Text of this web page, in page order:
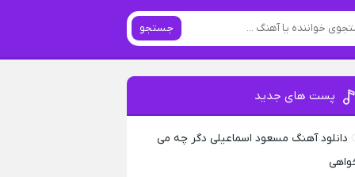
جستجو
پست های جدید
دانلود آهنگ مسعود اسماعیلی دگر چه می